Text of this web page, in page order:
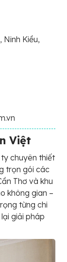
Ninh Kiều,
Việt
chuyên thiết
trọn gói các
Thơ và khu
không gian –
từng chi
giải pháp